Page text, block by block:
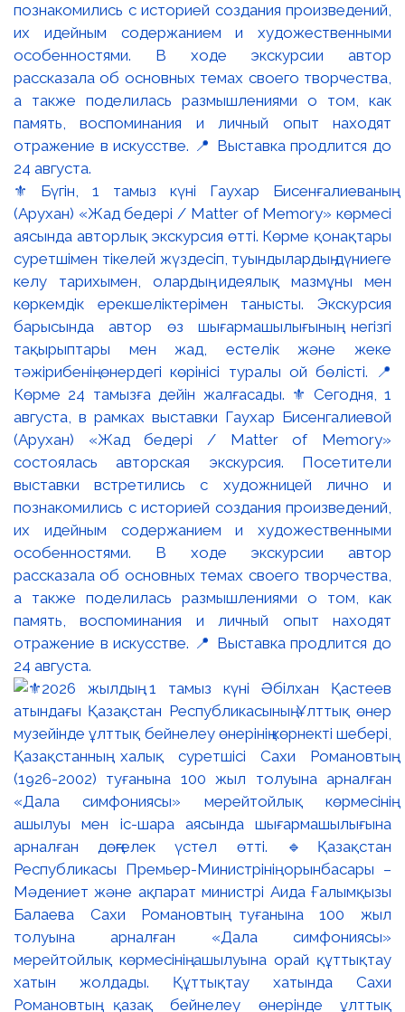
⚜️ Бүгін, 1 тамыз күні Гаухар Бисенғалиеваның
(Арухан) «Жад бедері / Matter of Memory» көрмесі
аясында авторлық экскурсия өтті. Көрме қонақтары
суретшімен тікелей жүздесіп, туындылардың дүниеге
келу тарихымен, олардың идеялық мазмұны мен
көркемдік ерекшеліктерімен танысты. Экскурсия
барысында автор өз шығармашылығының негізгі
тақырыптары мен жад, естелік және жеке
тәжірибенің өнердегі көрінісі туралы ой бөлісті. 📍
Көрме 24 тамызға дейін жалғасады. ⚜️ Сегодня, 1
августа, в рамках выставки Гаухар Бисенгалиевой
(Арухан) «Жад бедері / Matter of Memory»
состоялась авторская экскурсия. Посетители
выставки встретились с художницей лично и
познакомились с историей создания произведений,
их идейным содержанием и художественными
особенностями. В ходе экскурсии автор
рассказала об основных темах своего творчества,
а также поделилась размышлениями о том, как
память, воспоминания и личный опыт находят
отражение в искусстве. 📍 Выставка продлится до
24 августа.